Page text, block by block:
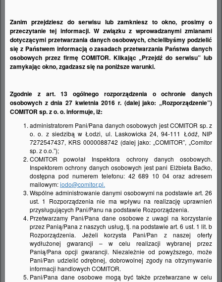
BLANCOto niemiecka firma z ponad 95-
letnim doświadczeniem w projektowaniu i
produkcji elementów wyposażenia
domowej kuchni. Specjalizuje się w
wytwarzaniu wysokiej jakości
zlewozmywaków, baterii kuchennych,
Zanim przejdziesz do serwisu lub zamkniesz to okno, prosimy o
przeczytanie tej informacji. W związku z wprowadzanymi zmianami
dotyczącymi przetwarzania danych osobowych, chcielibyśmy podzielić
się z Państwem informacją o zasadach przetwarzania Państwa danych
osobowych przez firmę COMITOR. Klikając „Przejdź do serwisu” lub
zamykając okno, zgadzasz się na poniższe warunki.
Zgodnie z art. 13 ogólnego rozporządzenia o ochronie danych
osobowych z dnia 27 kwietnia 2016 r. (dalej jako: „Rozporządzenie”)
COMITOR sp. z o. o. informuje, iż:
administratorem Pani/Pana danych osobowych jest COMITOR sp. z
o. o. z siedzibą w Łodzi, ul. Laskowicka 24, 94-111 Łódź, NIP
7272547437, KRS 0000088742 (dalej jako: „COMITOR”, „Comitor
sp. z o.o.”);
COMITOR powołał Inspektora ochrony danych osobowych.
Inspektorem ochrony danych osobowych jest pani Elżbieta Baćko,
dostępna pod numerem telefonu: 42 689 10 04 oraz adresem
mailowym:iodo@comitor.pl.
Wspólne administrowanie danymi osobowymi na podstawie art. 26
ust. 1 Rozporządzenia nie ma wpływu na realizację uprawnień
przysługujących Pani/Panu na podstawie Rozporządzenia.
Przetwarzamy Pani/Pana dane osobowe z uwagi na korzystanie
przez Panią/Pana z naszych usług, tj. na podstawie art. 6 ust. 1 lit. b
Rozporządzenia. Jeżeli korzysta Pani/Pan z naszej oferty
wydłużonej gwarancji – w celu realizacji wybranej przez
Panią/Pana opcji gwarancji. Niezależnie od powyższego, może
Pani/Pan udzielić odrębnej, dobrowolnej zgody na otrzymywanie
informacji handlowych COMITOR.
Pani/Pana dane osobowe mogą być także przetwarzane w celu